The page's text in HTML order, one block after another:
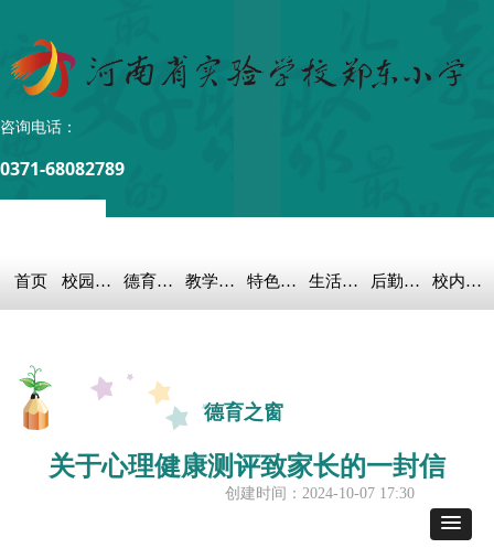
0371-68082789
咨询电话：
首页 校园概况 德育之窗 教学科研 特色教育 生活教育 后勤保障 校内链接
德育之窗
关于心理健康测评致家长的一封信
创建时间： 2024-10-07 17:30